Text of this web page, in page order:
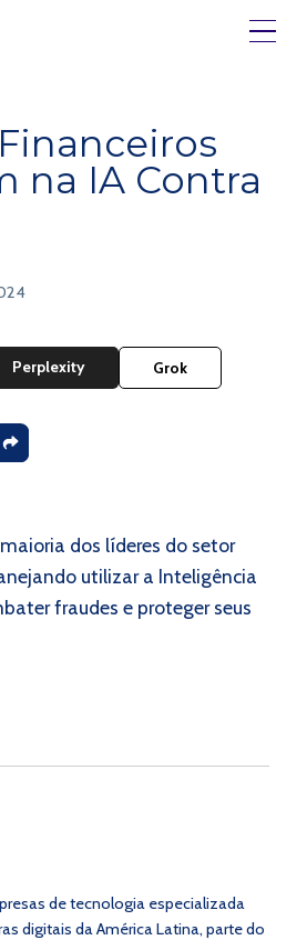
na IA Contra
Perplexity Grok
dos líderes do setor
utilizar a Inteligência
fraudes e proteger seus
de tecnologia especializada
digitais da América Latina, parte do